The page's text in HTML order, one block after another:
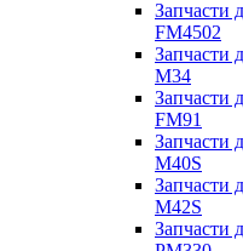
Запчасти
FM4502
Запчасти
M34
Запчасти
FM91
Запчасти
M40S
Запчасти
M42S
Запчасти